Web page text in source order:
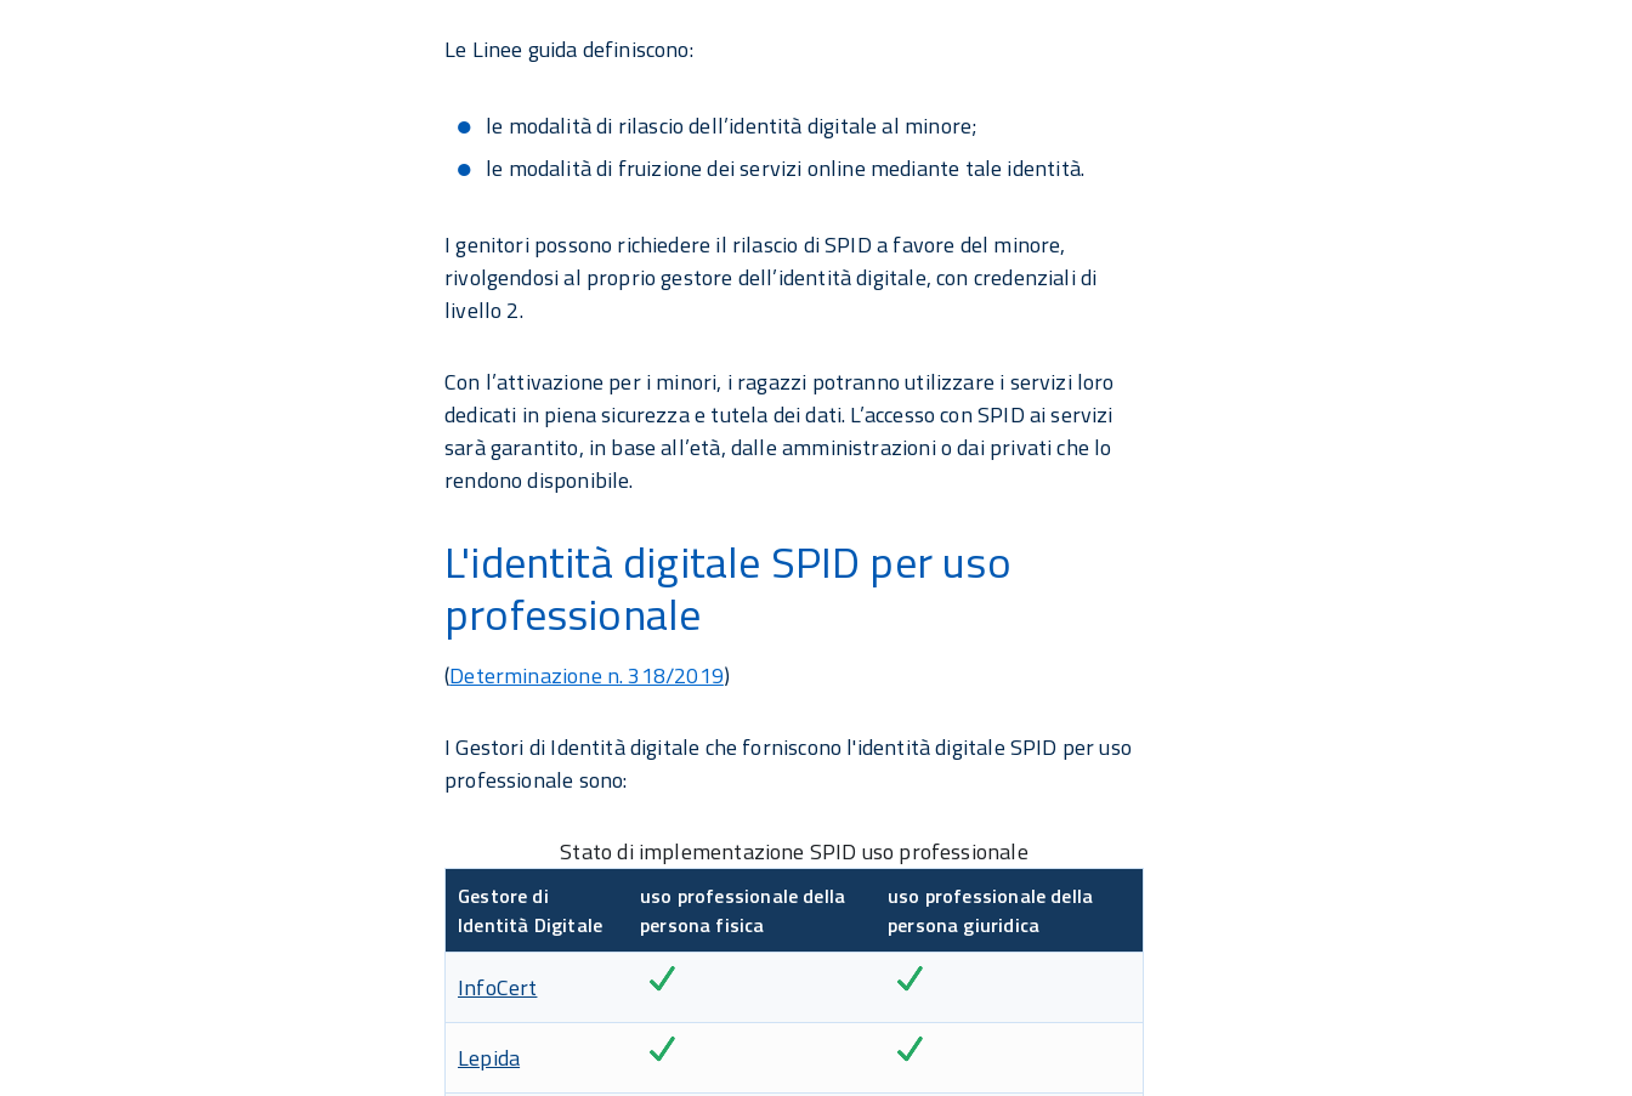
Le Linee guida definiscono:
le modalità di rilascio dell’identità digitale al minore;
le modalità di fruizione dei servizi online mediante tale identità.
I genitori possono richiedere il rilascio di SPID a favore del minore,
rivolgendosi al proprio gestore dell’identità digitale, con credenziali di
livello 2.
Con l’attivazione per i minori, i ragazzi potranno utilizzare i servizi loro
dedicati in piena sicurezza e tutela dei dati. L’accesso con SPID ai servizi
sarà garantito, in base all’età, dalle amministrazioni o dai privati che lo
rendono disponibile.
L'identità digitale SPID per uso
professionale
(Determinazione n. 318/2019)
I Gestori di Identità digitale che forniscono l'identità digitale SPID per uso
professionale sono:
Stato di implementazione SPID uso professionale
Gestore di
Identità Digitale
uso professionale della
persona fisica
uso professionale della
persona giuridica
InfoCert
Lepida